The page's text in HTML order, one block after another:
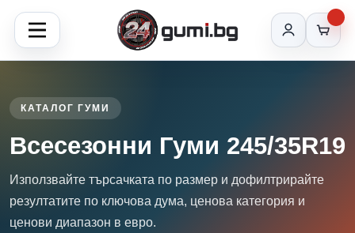
КАТАЛОГ ГУМИ
Всесезонни Гуми 245/35R19
Използвайте търсачката по размер и дофилтрирайте
резултатите по ключова дума, ценова категория и
ценови диапазон в евро.